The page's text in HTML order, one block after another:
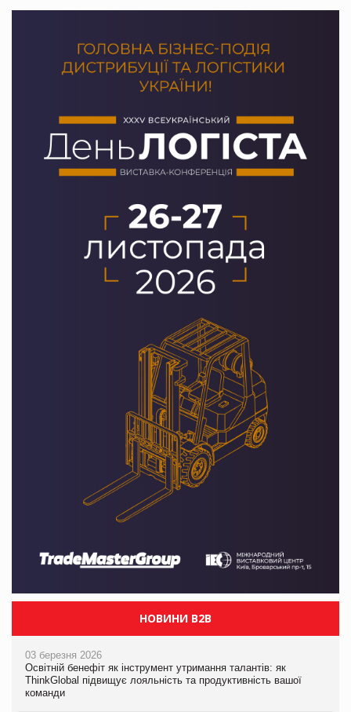
НОВИНИ B2B
03 березня 2026
Освітній бенефіт як інструмент утримання талантів: як
ThinkGlobal підвищує лояльність та продуктивність вашої
команди